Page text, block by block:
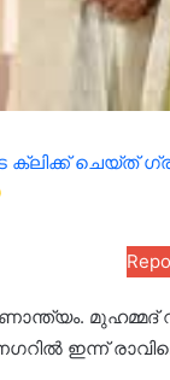
ചെയ്ത്
ഇന്ന്